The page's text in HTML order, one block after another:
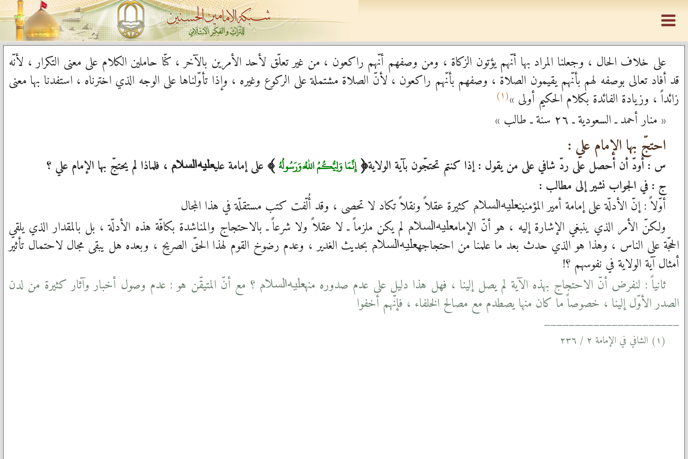
على خلاف الحال ، وجعلنا المراد بها أنّهم يؤتون الزكاة ، ومن وصفهم أنّهم راكعون ، من غير تعلّق لأحد الأمرين بالآخر ، كنّا حاملين الكلام على معنى التكرار ، لأنّه
قد أفاد تعالى بوصفه لهم بأنّهم يقيمون الصلاة ، وصفهم بأنّهم راكعون ، لأنّ الصلاة مشتملة على الركوع وغيره ، وإذا تأوّلناها على الوجه الذي اخترناه ، استفدنا بها معنى
زائداً ، وزيادة الفائدة بكلام الحكيم أولى »(١)
« منار أحمد ـ السعودية ـ ٢٦ سنة ـ طالب »
احتجّ بها الإمام علي :
س : أُودّ أن أحصل على ردّ شافي على من يقول : إذا كنتم تحتجّون بآية الولاية( إِنَّمَا وَلِيُّكُمُ اللَّهُ وَرَسُولُهُ ) على إمامة عليعليه‌السلام ، فلماذا لم يحتجّ بها الإمام علي ؟
ج : في الجواب نشير إلى مطالب :
أوّلاً : إنّ الأدلّة على إمامة أمير المؤمنينعليه‌السلام كثيرة عقلاً ونقلاً تكاد لا تحصى ، وقد أُلّفت كتب مستقلّة في هذا المجال
ولكنّ الأمر الذي ينبغي الإشارة إليه ، هو أنّ الإمامعليه‌السلام لم يكن ملزماً ـ لا عقلاً ولا شرعاً ـ بالاحتجاج والمناشدة بكافّة هذه الأدلّة ، بل بالمقدار الذي يلقي
الحجّة على الناس ، وهذا هو الذي حدث بعد ما علمنا من احتجاجهعليه‌السلام بحديث الغدير ، وعدم رضوخ القوم لهذا الحقّ الصريح ، وبعده هل يبقى مجال لاحتمال تأثير
أمثال آية الولاية في نفوسهم ؟!
ثانياً : لنفرض أنّ الاحتجاج بهذه الآية لم يصل إلينا ، فهل هذا دليل على عدم صدوره منهعليه‌السلام ؟ مع أنّ المتيقّن هو : عدم وصول أخبار وآثار كثيرة من لدن
الصدر الأوّل إلينا ، خصوصاً ما كان منها يصطدم مع مصالح الخلفاء ، فإنّهم أخفوا
______________________
(١) الشافي في الإمامة ٢ / ٢٣٦